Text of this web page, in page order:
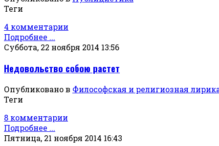
Теги
4 комментарии
Подробнее ...
Суббота, 22 ноября 2014 13:56
Недовольство собою растет
Опубликовано в Философская и религиозная
Теги
8 комментарии
Подробнее ...
Пятница, 21 ноября 2014 16:43